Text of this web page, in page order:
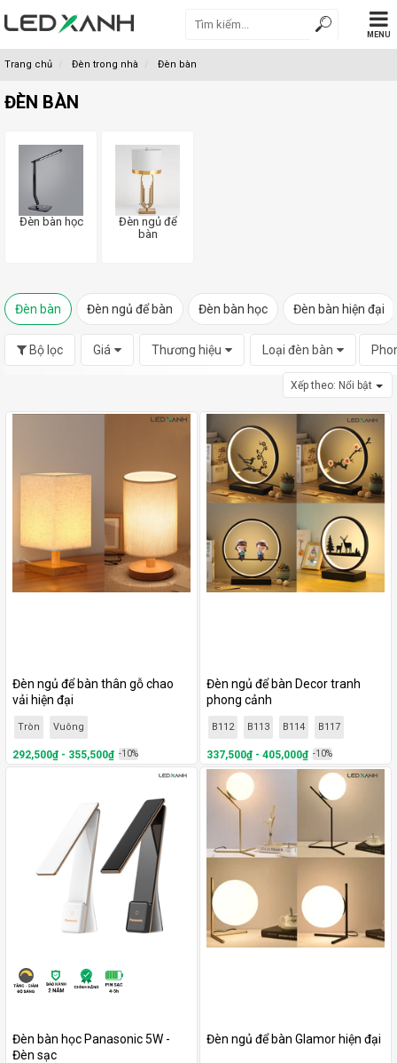
MENU
Trang chủ Đèn trong nhà Đèn bàn
ĐÈN BÀN
Đèn bàn học
Đèn ngủ để
bàn
Đèn bàn Đèn ngủ để bàn Đèn bàn học Đèn bàn hiện đại
Bộ lọc Giá Thương hiệu
Xếp theo: Nổi bật
Loại đèn bàn
Đèn ngủ để bàn thân gỗ chao
vải hiện đại
Tròn Vuông
292,500₫ - 355,500₫ -10%
Đèn ngủ để bàn Decor tranh
phong cảnh
B112 B113 B114 B117
337,500₫ - 405,000₫ -10%
Đèn bàn học Panasonic 5W -
Đèn sạc
Đèn ngủ để bàn Glamor hiện đại